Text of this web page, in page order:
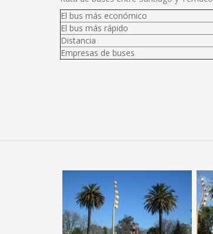
El bus más económico
El bus más rápido
Distancia
Empresas de buses